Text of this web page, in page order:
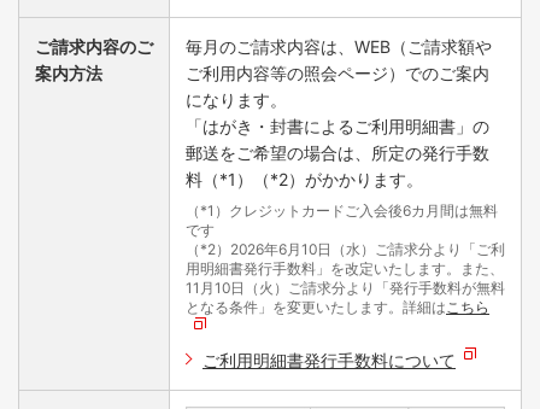
ご請求内容のご
案内方法
毎月のご請求内容は、WEB（ご請求額や
ご利用内容等の照会ページ）でのご案内
になります。
「はがき・封書によるご利用明細書」の
郵送をご希望の場合は、所定の発行手数
料（*1）（*2）がかかります。
（*1）クレジットカードご入会後6カ月間は無料
です
（*2）2026年6月10日（水）ご請求分より「ご利
用明細書発行手数料」を改定いたします。また、
11月10日（火）ご請求分より「発行手数料が無料
となる条件」を変更いたします。詳細はこちら
ご利用明細書発行手数料について